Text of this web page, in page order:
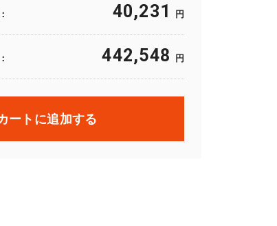
40,231 円
442,548 円
ートに追加する